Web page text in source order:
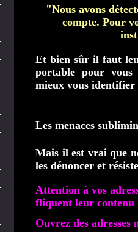
"Nous avons
compte. Pour
Et bien sûr il faut
portable pour vous
mieux vous
Les menaces
Mais il est vrai que
les dénoncer et
Attention à vos
fliquent leur contenu
Ouvrez des adresses